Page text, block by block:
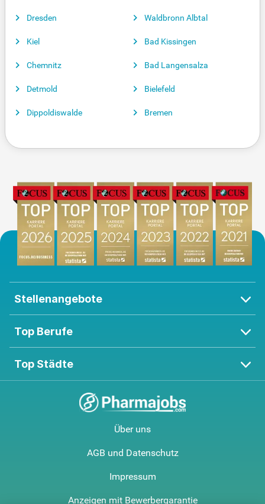
Dresden
Kiel
Chemnitz
Detmold
Dippoldiswalde
Waldbronn Albtal
Bad Kissingen
Bad Langensalza
Bielefeld
Bremen
Stellenangebote
Top Berufe
Top Städte
Über uns
AGB und Datenschutz
Impressum
Anzeigen mit Bewerbergarantie